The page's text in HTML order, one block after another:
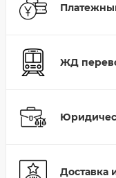
ЖД
Доставка